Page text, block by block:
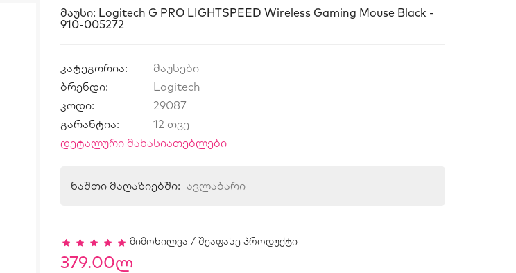
Მაუსი: Logitech G PRO LIGHTSPEED Wireless Gaming Mouse Black -
910-005272
კატეგორია:
მაუსები
ბრენდი:
Logitech
კოდი:
29087
გარანტია:
12 თვე
დეტალური მახასიათებლები
ნაშთი მაღაზიებში: ავლაბარი
მიმოხილვა / შეაფასე პროდუქტი
379.00ლ